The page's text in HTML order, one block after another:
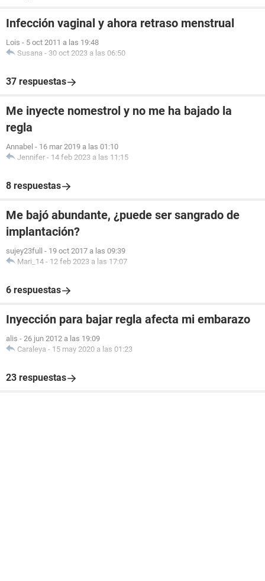
Infección vaginal y ahora retraso menstrual
Lois - 5 oct 2011 a las 19:48
Susana - 30 oct 2023 a las 06:50
37 respuestas
Me inyecte nomestrol y no me ha bajado la
regla
Annabel - 16 mar 2019 a las 01:10
Jennifer - 14 feb 2023 a las 11:15
8 respuestas
Me bajó abundante, ¿puede ser sangrado de
implantación?
sujey23full - 19 oct 2017 a las 09:39
Mari_14 - 12 feb 2023 a las 17:07
6 respuestas
Inyección para bajar regla afecta mi embarazo
alis - 26 jun 2012 a las 19:09
Caraleya - 15 may 2020 a las 01:23
23 respuestas